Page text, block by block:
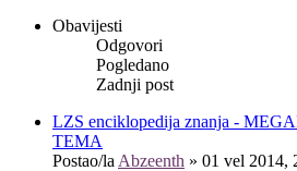
Obavijesti
Odgovori
Pogledano
Zadnji post
LZS enciklopedija znanja -
TEMA
Postao/la Abzeenth » 01 vel 2014,